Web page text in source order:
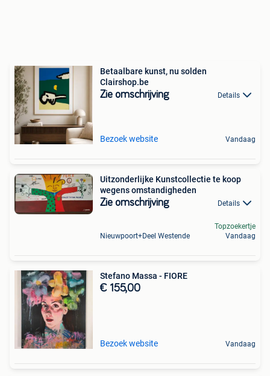
Betaalbare kunst, nu solden
Clairshop.be
Zie omschrijving Details
Bezoek website Vandaag
Uitzonderlijke Kunstcollectie te koop
wegens omstandigheden
Zie omschrijving Details
Nieuwpoort+Deel Westende
Topzoekertje
Vandaag
Stefano Massa - FIORE
€ 155,00
Bezoek website Vandaag